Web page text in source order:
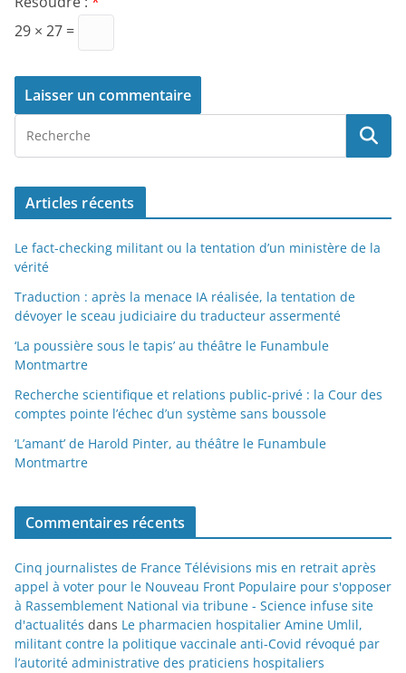
29 × 27 =
Articles récents
Le fact-checking militant ou la tentation d’un ministère de la
vérité
Traduction : après la menace IA réalisée, la tentation de
dévoyer le sceau judiciaire du traducteur assermenté
‘La poussière sous le tapis’ au théâtre le Funambule
Montmartre
Recherche scientifique et relations public-privé : la Cour des
comptes pointe l’échec d’un système sans boussole
‘L’amant’ de Harold Pinter, au théâtre le Funambule
Montmartre
Commentaires récents
Cinq journalistes de France Télévisions mis en retrait après
appel à voter pour le Nouveau Front Populaire pour s'opposer
à Rassemblement National via tribune - Science infuse site
d'actualités dans Le pharmacien hospitalier Amine Umlil,
militant contre la politique vaccinale anti-Covid révoqué par
l’autorité administrative des praticiens hospitaliers